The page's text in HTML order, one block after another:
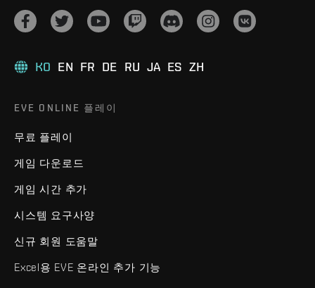
KO EN FR DE RU JA ES ZH
EVE ONLINE 플레이
무료 플레이
게임 다운로드
게임 시간 추가
시스템 요구사양
신규 회원 도움말
Excel용 EVE 온라인 추가 기능